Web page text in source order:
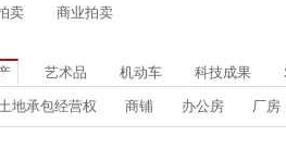
卖 商业拍卖
艺术品 机动车 科技成果
地承包经营权 商铺 办公房 厂房